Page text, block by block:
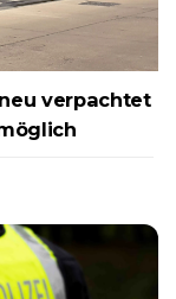
verpachtet